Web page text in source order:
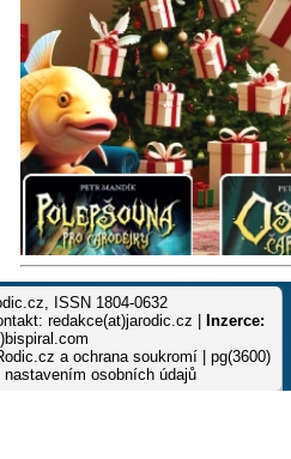
ISSN 1804-0632
redakce(at)jarodic.cz |
Inzerce:
a ochrana soukromí | pg(3600)
osobních údajů